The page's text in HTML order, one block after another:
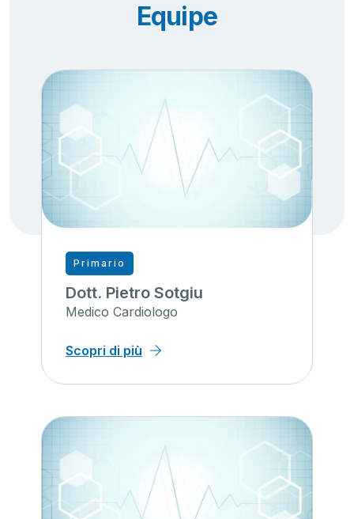
Equipe
Primario
Dott. Pietro Sotgiu
Medico Cardiologo
Scopri di più